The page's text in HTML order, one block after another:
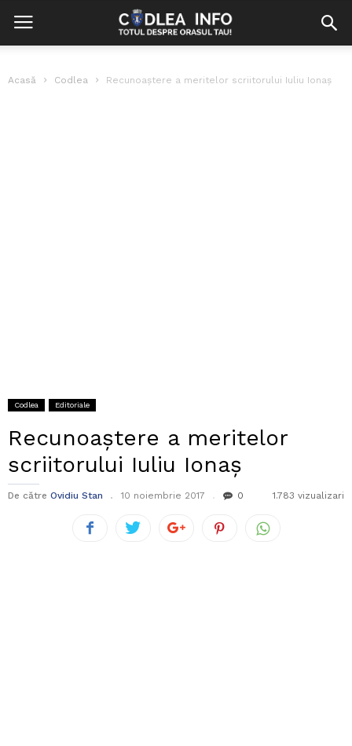
Acasă Codlea Recunoaștere a meritelor scriitorului Iuliu Ionaș
Codlea Editoriale
Recunoaștere a meritelor
scriitorului Iuliu Ionaș
De către Ovidiu Stan 10 noiembrie 2017 0 1.783 vizualizari